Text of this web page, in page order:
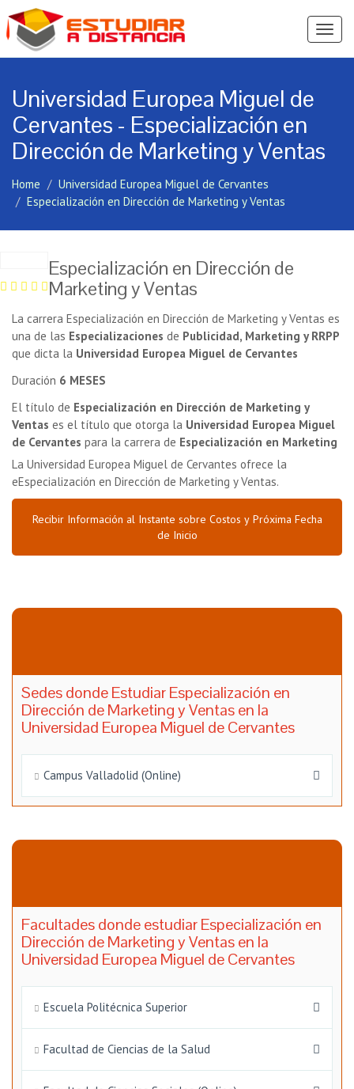
Ver
Universidad Europea Miguel de
Cervantes - Especialización en
Dirección de Marketing y Ventas
Home
Universidad Europea Miguel de Cervantes
Especialización en Dirección de Marketing y Ventas
Especialización en Dirección de
Marketing y Ventas
La carrera Especialización en Dirección de Marketing y Ventas es
una de las Especializaciones de Publicidad, Marketing y RRPP
que dicta la Universidad Europea Miguel de Cervantes
Duración 6 MESES
El título de Especialización en Dirección de Marketing y
Ventas es el título que otorga la Universidad Europea Miguel
de Cervantes para la carrera de Especialización en Marketing
La Universidad Europea Miguel de Cervantes ofrece la
eEspecialización en Dirección de Marketing y Ventas.
Recibir Información al Instante sobre Costos y Próxima Fecha
de Inicio
Sedes donde Estudiar Especialización en
Dirección de Marketing y Ventas en la
Universidad Europea Miguel de Cervantes
Campus Valladolid (Online)
Facultades donde estudiar Especialización en
Dirección de Marketing y Ventas en la
Universidad Europea Miguel de Cervantes
Escuela Politécnica Superior
Facultad de Ciencias de la Salud